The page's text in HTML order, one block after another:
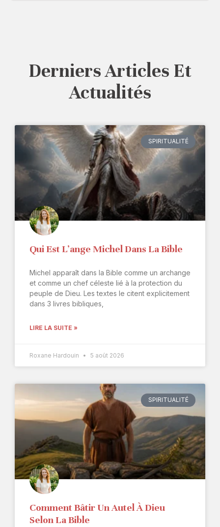
Derniers Articles Et
Actualités
SPIRITUALITÉ
Qui Est L’ange Michel Dans La Bible
Michel apparaît dans la Bible comme un archange
et comme un chef céleste lié à la protection du
peuple de Dieu. Les textes le citent explicitement
dans 3 livres bibliques,
LIRE LA SUITE »
Roxane Hardouin 5 août 2026
SPIRITUALITÉ
Comment Bâtir Un Autel À Dieu
Selon La Bible